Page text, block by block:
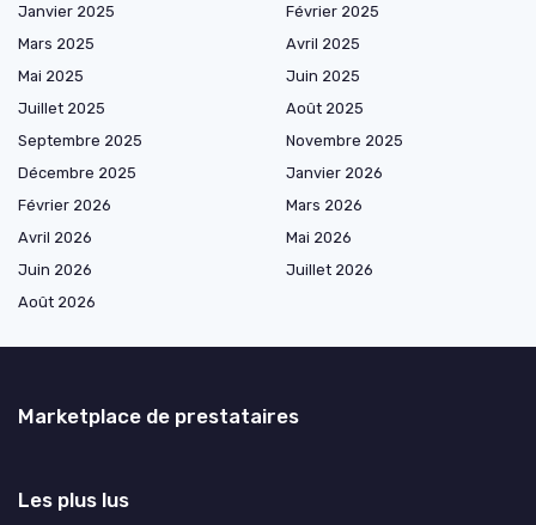
Janvier 2025
Février 2025
Mars 2025
Avril 2025
Mai 2025
Juin 2025
Juillet 2025
Août 2025
Septembre 2025
Novembre 2025
Décembre 2025
Janvier 2026
Février 2026
Mars 2026
Avril 2026
Mai 2026
Juin 2026
Juillet 2026
Août 2026
Marketplace de prestataires
Les plus lus